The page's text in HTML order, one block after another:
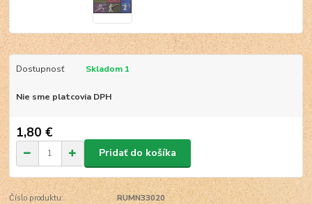
Dostupnosť Skladom 1
Nie sme platcovia DPH
1,80 €
Pridať do košíka
Číslo produktu:
RUMN33020